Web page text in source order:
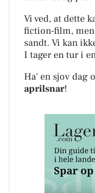
Vi ved, at dette
fiction-film,
sandt. Vi kan
I tager en tur i
Ha' en sjov dag
aprilsnar!